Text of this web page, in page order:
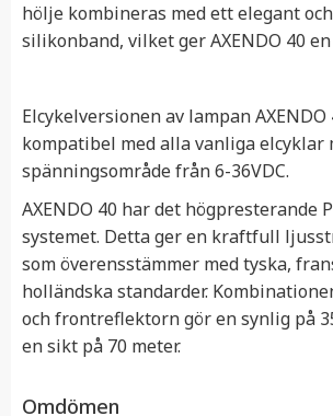
hölje kombineras med ett elegant
silikonband, vilket ger AXENDO 40
Elcykelversionen av lampan AXENDO
kompatibel med alla vanliga elcyklar
spänningsområde från 6-36VDC.
AXENDO 40 har det
systemet. Detta ger en kraftfull
som överensstämmer med tyska,
holländska standarder.
och frontreflektorn gör en synlig på
en sikt på 70 meter.
Omdömen